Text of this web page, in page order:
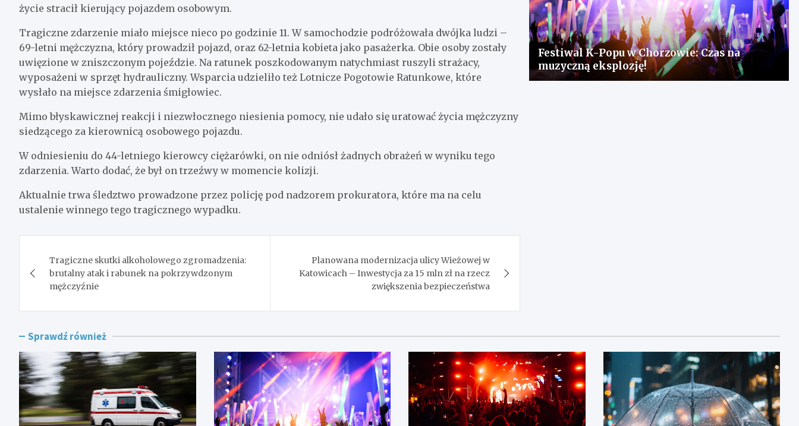
życie stracił kierujący pojazdem osobowym.
Tragiczne zdarzenie miało miejsce nieco po godzinie 11. W samochodzie podróżowała dwójka ludzi –
69-letni mężczyzna, który prowadził pojazd, oraz 62-letnia kobieta jako pasażerka. Obie osoby zostały
uwięzione w zniszczonym pojeździe. Na ratunek poszkodowanym natychmiast ruszyli strażacy,
wyposażeni w sprzęt hydrauliczny. Wsparcia udzieliło też Lotnicze Pogotowie Ratunkowe, które
wysłało na miejsce zdarzenia śmigłowiec.
Mimo błyskawicznej reakcji i niezwłocznego niesienia pomocy, nie udało się uratować życia mężczyzny
siedzącego za kierownicą osobowego pojazdu.
W odniesieniu do 44-letniego kierowcy ciężarówki, on nie odniósł żadnych obrażeń w wyniku tego
zdarzenia. Warto dodać, że był on trzeźwy w momencie kolizji.
Aktualnie trwa śledztwo prowadzone przez policję pod nadzorem prokuratora, które ma na celu
ustalenie winnego tego tragicznego wypadku.
wpisu
Tragiczne skutki alkoholowego zgromadzenia:
brutalny atak i rabunek na pokrzywdzonym
mężczyźnie
Planowana modernizacja ulicy Wieżowej w
Katowicach – Inwestycja za 15 mln zł na rzecz
zwiększenia bezpieczeństwa
Festiwal K-Popu w Chorzowie: Czas na
muzyczną eksplozję!
Sprawdź również